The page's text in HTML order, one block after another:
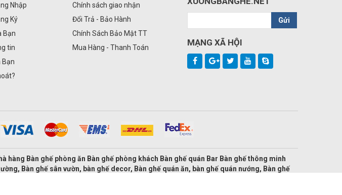
Nhập
Ký
Bạn
tin
Bạn
Chính sách giao nhận
Đổi Trả - Bảo Hành
Chính Sách Bảo Mật TT
Mua Hàng - Thanh Toán
Gửi
MẠNG XÃ HỘI
hàng Bàn ghế phòng ăn Bàn ghế phòng khách Bàn ghế quán Bar Bàn ghế thông minh
Bàn ghế sân vườn, bàn ghế decor, Bàn ghế quán ăn, bàn ghế quán nướng, Bàn ghế